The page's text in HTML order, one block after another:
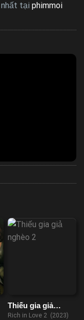
nhất tại phimmoi
Thiếu gia giả
nghèo 2
Rich in Love 2 (2023)